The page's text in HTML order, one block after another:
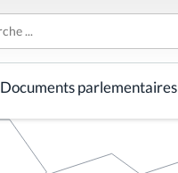
Documents parlementaires